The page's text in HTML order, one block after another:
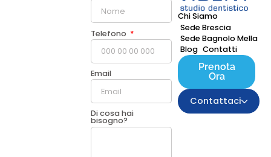
Telefono
Email
Di cosa hai
bisogno?
Chi Siamo
Sede Brescia
Sede Bagnolo Mella
Blog Contatti
Prenota
Ora
Contattaci